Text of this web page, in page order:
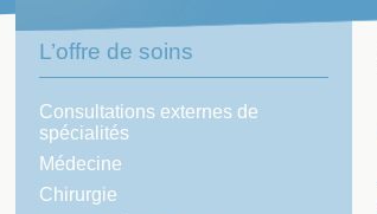
L’offre de soins
Consultations externes de
spécialités
Médecine
Chirurgie